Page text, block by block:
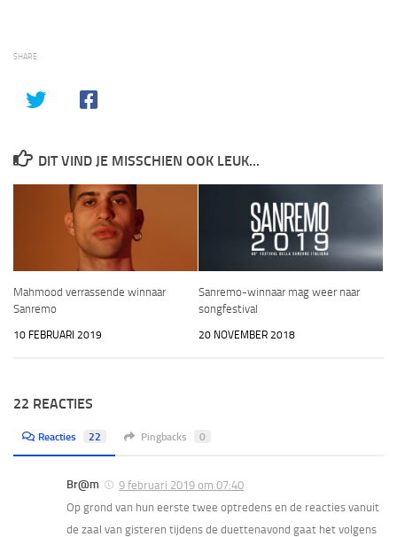
SHARE
DIT VIND JE MISSCHIEN OOK LEUK...
Mahmood verrassende winnaar
Sanremo
10 FEBRUARI 2019
Sanremo-winnaar mag weer naar
songfestival
20 NOVEMBER 2018
22 REACTIES
Reacties 22 Pingbacks 0
Br@m
9 februari 2019 om 07:40
Op grond van hun eerste twee optredens en de reacties vanuit
de zaal van gisteren tijdens de duettenavond gaat het volgens